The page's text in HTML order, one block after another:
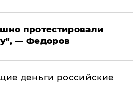
протестировали
— Федоров
деньги российские